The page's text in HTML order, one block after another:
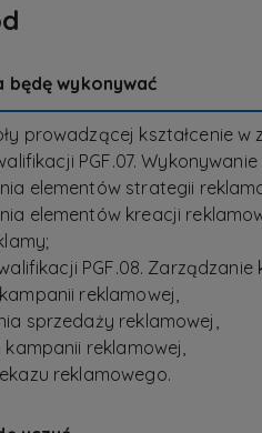
będę wykonywać
prowadzącej kształcenie
PGF.07.
elementów strategii
elementów kreacji
PGF.08.
reklamowej,
sprzedaży reklamowej,
reklamowej,
reklamowego.